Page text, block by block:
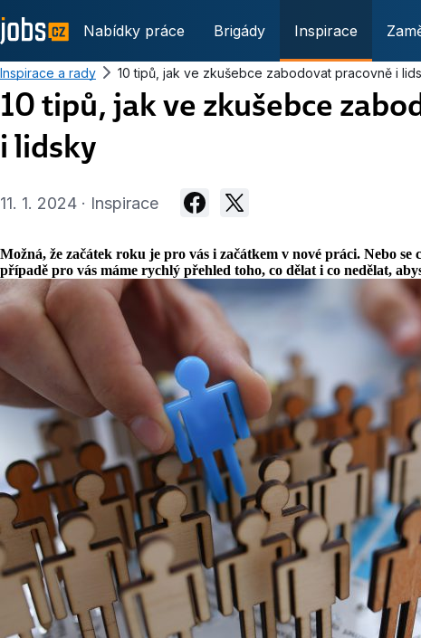
Nabídky práce Brigády Inspirace
Inspirace a rady 10 tipů, jak ve zkušebce zabodovat pracovně i
10 tipů, jak ve zkušebce
i lidsky
11. 1. 2024 · Inspirace
Možná, že začátek roku je pro vás i začátkem v nové práci. Nebo se
případě pro vás máme rychlý přehled toho, co dělat i co nedělat,